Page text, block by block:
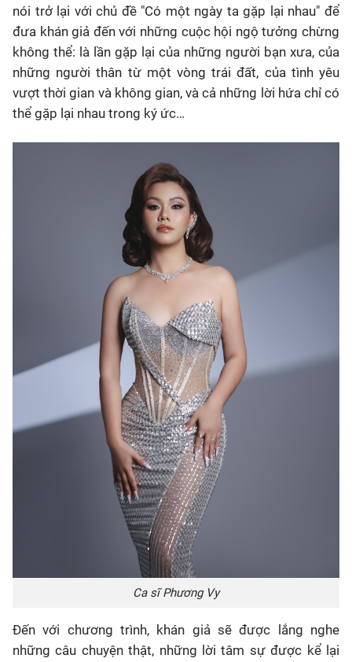
nói trở lại với chủ đề "Có một ngày ta gặp lại nhau" để
đưa khán giả đến với những cuộc hội ngộ tưởng chừng
không thể: là lần gặp lại của những người bạn xưa, của
những người thân từ một vòng trái đất, của tình yêu
vượt thời gian và không gian, và cả những lời hứa chỉ có
thể gặp lại nhau trong ký ức…
Ca sĩ Phương Vy
Đến với chương trình, khán giả sẽ được lắng nghe
những câu chuyện thật, những lời tâm sự được kể lại